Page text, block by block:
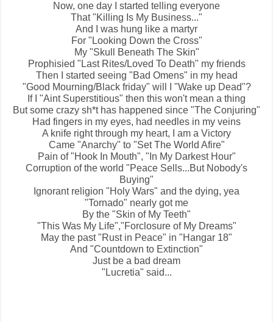
Now, one day I started telling everyone
That "Killing Is My Business..."
And I was hung like a martyr
For "Looking Down the Cross"
My "Skull Beneath The Skin"
Prophisied "Last Rites/Loved To Death" my friends
Then I started seeing "Bad Omens" in my head
"Good Mourning/Black friday" will I "Wake up Dead"?
If I "Aint Superstitious" then this won't mean a thing
But some crazy sh*t has happened since "The Conjuring"
Had fingers in my eyes, had needles in my veins
A knife right through my heart, I am a Victory
Came "Anarchy" to "Set The World Afire"
Pain of "Hook In Mouth", "In My Darkest Hour"
Corruption of the world "Peace Sells...But Nobody's
Buying"
Ignorant religion "Holy Wars" and the dying, yea
"Tornado" nearly got me
By the "Skin of My Teeth"
"This Was My Life","Forclosure of My Dreams"
May the past "Rust in Peace" in "Hangar 18"
And "Countdown to Extinction"
Just be a bad dream
"Lucretia" said...